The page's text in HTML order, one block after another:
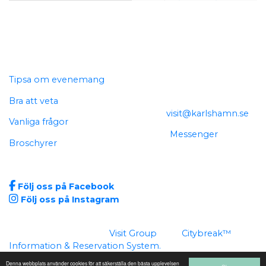
Denna webbplats använder cookies för att säkerställa den bästa upplevelsen
Tipsa om evenemang
Bra att veta
Vanliga frågor
Broschyrer
visit@karlshamn.se
Messenger
Följ oss på Facebook
Följ oss på Instagram
Visit Group
Citybreak™
Information & Reservation System.